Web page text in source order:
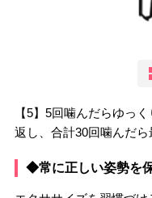
【5】5回噛んだらゆっ
返し、合計30回噛んだら
◆常に正しい姿勢を